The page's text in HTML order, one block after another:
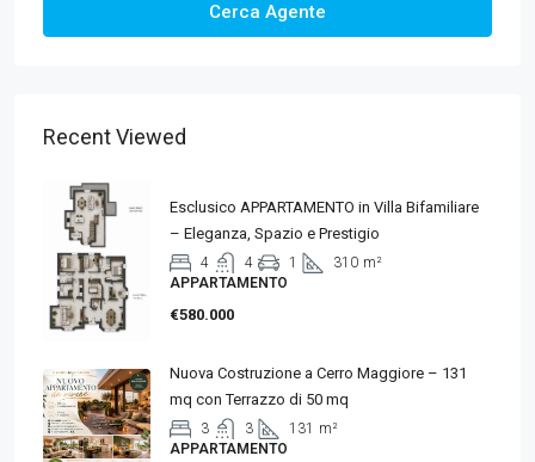
Cerca Agente
Recent Viewed
Esclusico APPARTAMENTO in Villa Bifamiliare
– Eleganza, Spazio e Prestigio
4 4 1 310 m²
APPARTAMENTO
€580.000
Nuova Costruzione a Cerro Maggiore – 131
mq con Terrazzo di 50 mq
3 3 131
m²
APPARTAMENTO